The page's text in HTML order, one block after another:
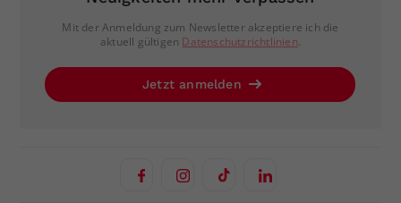
Mit der Anmeldung zum Newsletter akzeptiere ich die
aktuell gültigen Datenschutzrichtlinien.
Jetzt anmelden